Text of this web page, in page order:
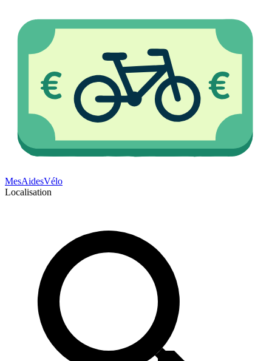
MesAidesVélo
Localisation